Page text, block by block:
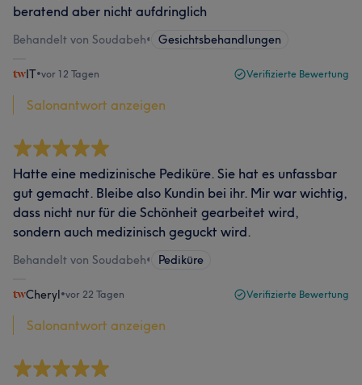
beratend aber nicht aufdringlich
Behandelt von Soudabeh• Gesichtsbehandlungen
IT•vor 12 Tagen Verifizierte Bewertung
Salonantwort anzeigen
Hatte eine medizinische Pediküre. Sie hat es unfassbar
gut gemacht. Bleibe also Kundin bei ihr. Mir war wichtig,
dass nicht nur für die Schönheit gearbeitet wird,
sondern auch medizinisch geguckt wird.
Behandelt von Soudabeh• Pediküre
Cheryl•vor 22 Tagen Verifizierte Bewertung
Salonantwort anzeigen